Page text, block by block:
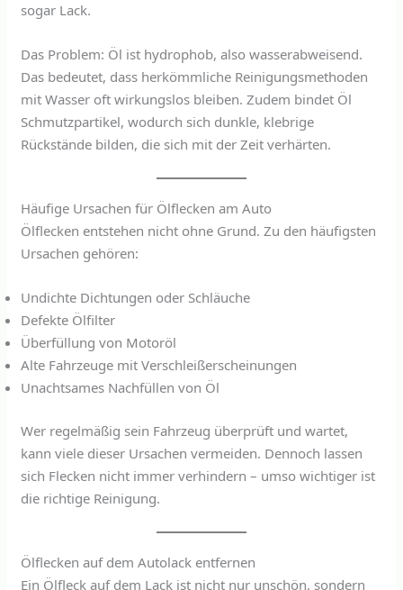
sogar Lack.
Das Problem: Öl ist hydrophob, also wasserabweisend.
Das bedeutet, dass herkömmliche Reinigungsmethoden
mit Wasser oft wirkungslos bleiben. Zudem bindet Öl
Schmutzpartikel, wodurch sich dunkle, klebrige
Rückstände bilden, die sich mit der Zeit verhärten.
Häufige Ursachen für Ölflecken am Auto
Ölflecken entstehen nicht ohne Grund. Zu den häufigsten
Ursachen gehören:
Undichte Dichtungen oder Schläuche
Defekte Ölfilter
Überfüllung von Motoröl
Alte Fahrzeuge mit Verschleißerscheinungen
Unachtsames Nachfüllen von Öl
Wer regelmäßig sein Fahrzeug überprüft und wartet,
kann viele dieser Ursachen vermeiden. Dennoch lassen
sich Flecken nicht immer verhindern – umso wichtiger ist
die richtige Reinigung.
Ölflecken auf dem Autolack entfernen
Ein Ölfleck auf dem Lack ist nicht nur unschön, sondern